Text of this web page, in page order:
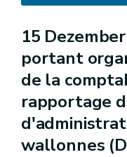
15
portant
de la
rapportage
wallonnes